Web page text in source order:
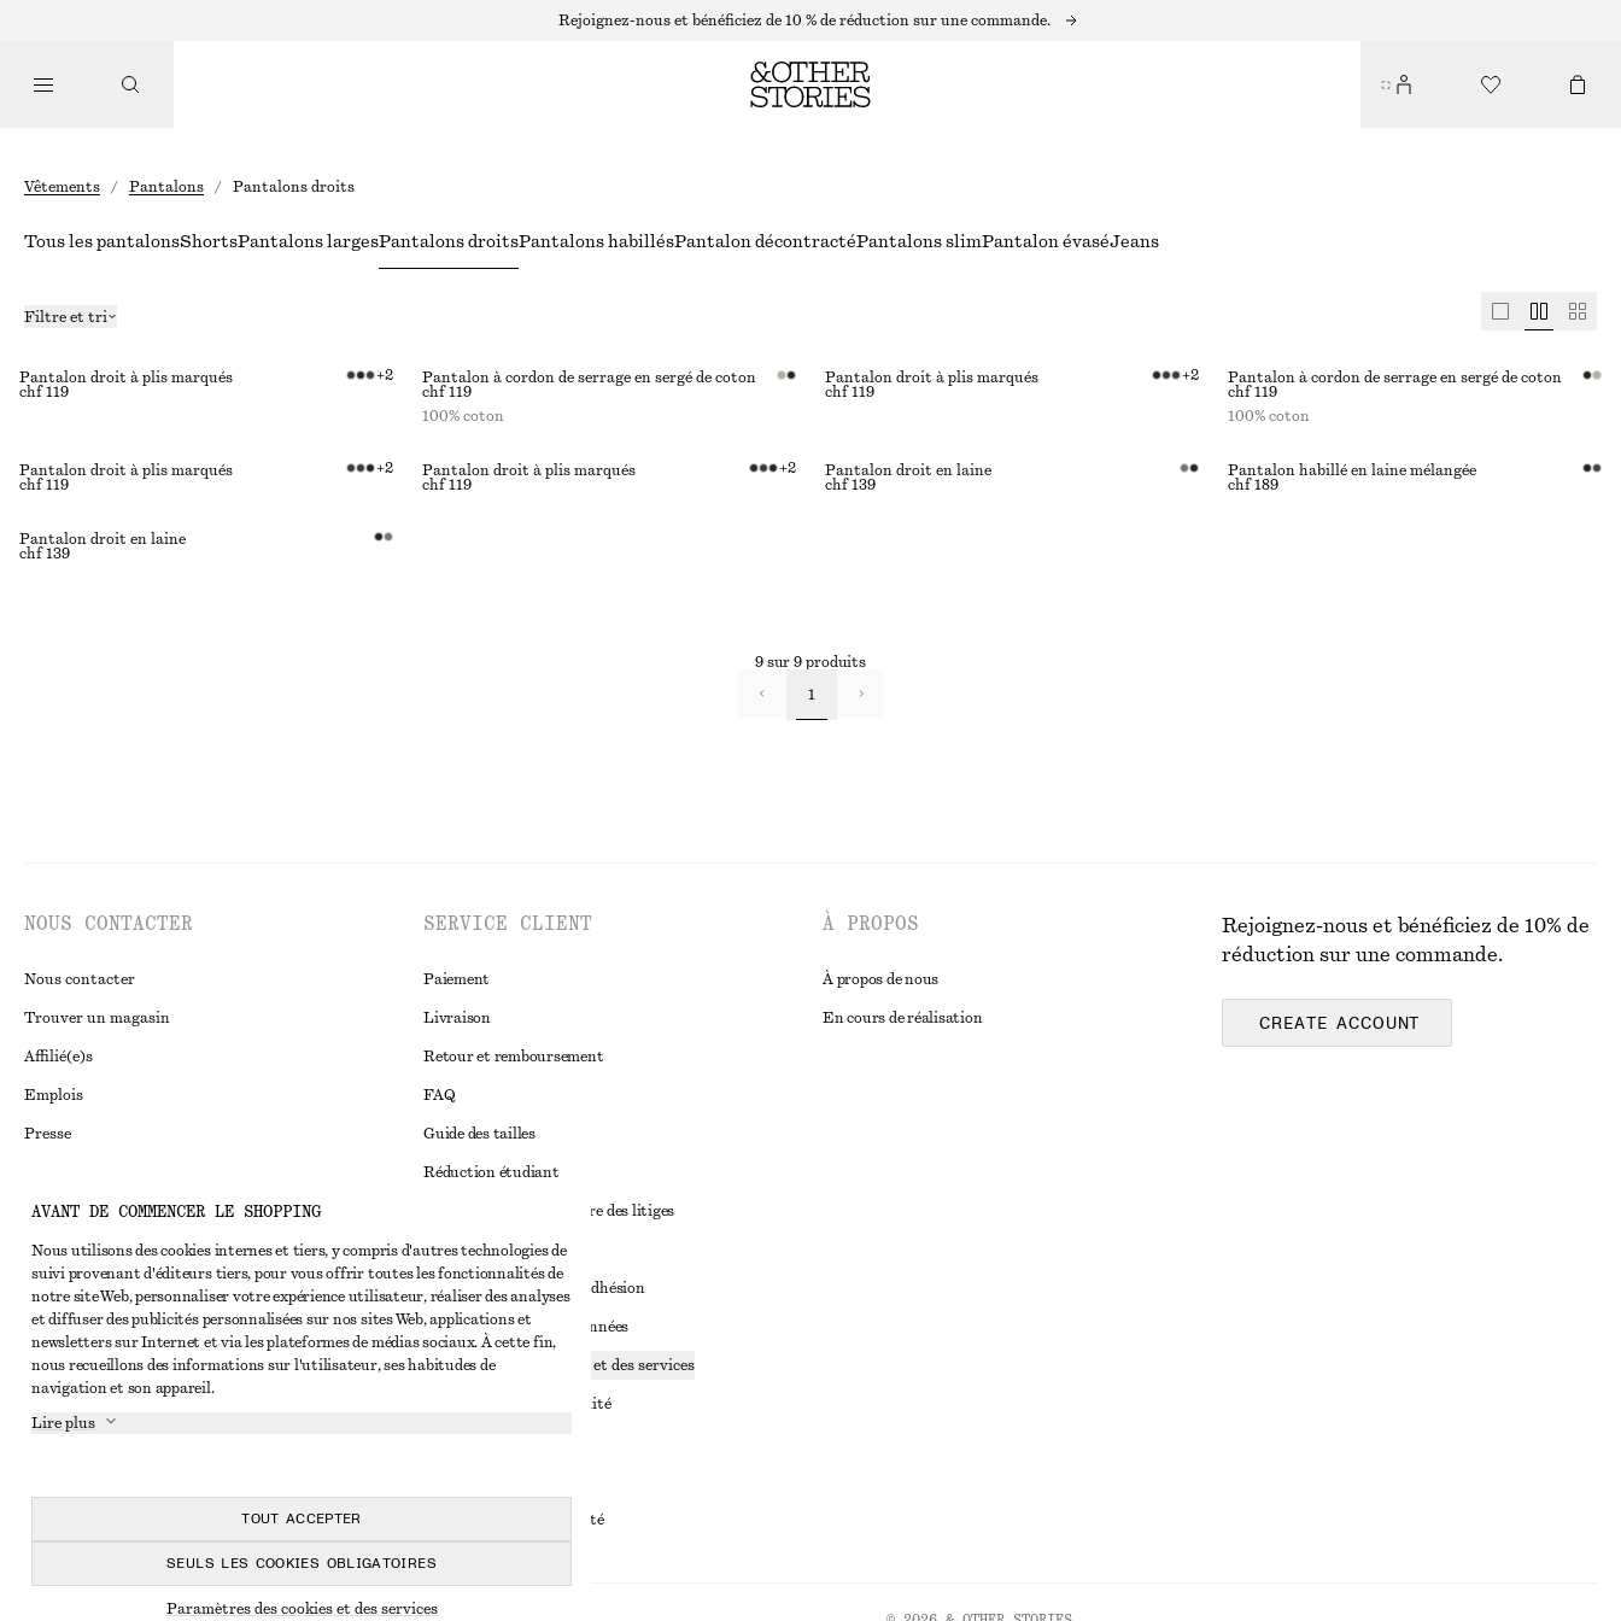
Rejoignez-nous et bénéficiez de 10 % de réduction sur une commande.
Vêtements / Pantalons / Pantalons droits
Tous les pantalonsShortsPantalons largesPantalons droitsPantalons habillésPantalon décontractéPantalons slimPantalon évaséJeans
Filtre et tri
Pantalon droit à plis marqués
chf 119
+2
Pantalon à cordon de serrage en sergé de coton
chf 119
100% coton
Pantalon droit à plis marqués
chf 119
+2
Pantalon à cordon de serrage en sergé de coton
chf 119
100% coton
Pantalon droit à plis marqués
chf 119
+2
Pantalon droit à plis marqués
chf 119
+2
Pantalon droit en laine
chf 139
Pantalon habillé en laine mélangée
chf 189
Pantalon droit en laine
chf 139
9 sur 9 produits
1
NOUS CONTACTER
Nous contacter
Trouver un magasin
Affilié(e)s
Emplois
Presse
Instagram
Pinterest
Facebook
Youtube
TikTok
SERVICE CLIENT
Paiement
Livraison
Retour et remboursement
FAQ
Guide des tailles
Réduction étudiant
Règlement extrajudiciaire des litiges
Conditions générales
Conditions générales d’adhésion
Cookies et partage de données
Paramètres des cookies et des services
Politique de confidentialité
Déclaration d'accessibilité
À PROPOS
À propos de nous
En cours de réalisation
Rejoignez-nous et bénéficiez de 10% de
réduction sur une commande.
CREATE ACCOUNT
AVANT DE COMMENCER LE SHOPPING
Nous utilisons des cookies internes et tiers, y compris d'autres technologies de
suivi provenant d'éditeurs tiers, pour vous offrir toutes les fonctionnalités de
notre site Web, personnaliser votre expérience utilisateur, réaliser des analyses
et diffuser des publicités personnalisées sur nos sites Web, applications et
newsletters sur Internet et via les plateformes de médias sociaux. À cette fin,
nous recueillons des informations sur l'utilisateur, ses habitudes de
navigation et son appareil.
Lire plus
TOUT ACCEPTER
SEULS LES COOKIES OBLIGATOIRES
Paramètres des cookies et des services